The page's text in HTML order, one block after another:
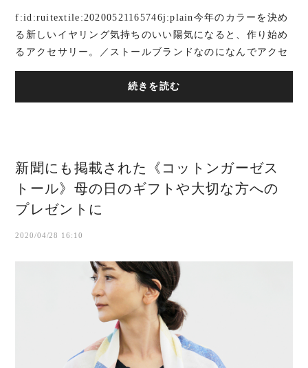
f:id:ruitextile:20200521165746j:plain今年のカラーを決め
る新しいイヤリング気持ちのいい陽気になると、作り始め
るアクセサリー。／ストールブランドなのになんでアクセ
サリー？＼その理由は今年の新作ストール...
続きを読む
新聞にも掲載された《コットンガーゼス
トール》母の日のギフトや大切な方への
プレゼントに
2020/04/28 16:10